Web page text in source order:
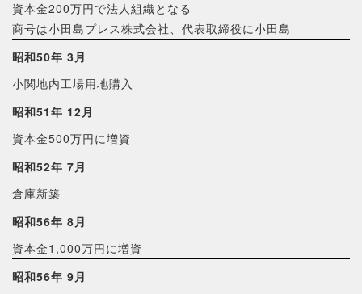
資本金200万円で法人組織となる
商号は小田島プレス株式会社、代表取締役に小田島
昭和50年 3月
小関地内工場用地購入
昭和51年 12月
資本金500万円に増資
昭和52年 7月
倉庫新築
昭和56年 8月
資本金1,000万円に増資
昭和56年 9月